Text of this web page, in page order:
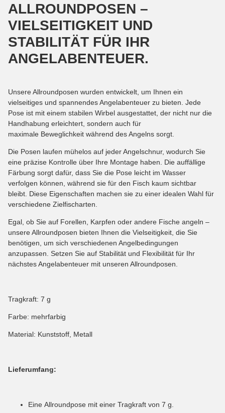
ALLROUNDPOSEN –
VIELSEITIGKEIT UND
STABILITÄT FÜR IHR
ANGELABENTEUER.
Unsere Allroundposen wurden entwickelt, um Ihnen ein
vielseitiges und spannendes Angelabenteuer zu bieten. Jede
Pose ist mit einem stabilen Wirbel ausgestattet, der nicht nur die
Handhabung erleichtert, sondern auch für
maximale Beweglichkeit während des Angelns sorgt.
Die Posen laufen mühelos auf jeder Angelschnur, wodurch Sie
eine präzise Kontrolle über Ihre Montage haben. Die auffällige
Färbung sorgt dafür, dass Sie die Pose leicht im Wasser
verfolgen können, während sie für den Fisch kaum sichtbar
bleibt. Diese Eigenschaften machen sie zu einer idealen Wahl für
verschiedene Zielfischarten.
Egal, ob Sie auf Forellen, Karpfen oder andere Fische angeln –
unsere Allroundposen bieten Ihnen die Vielseitigkeit, die Sie
benötigen, um sich verschiedenen Angelbedingungen
anzupassen. Setzen Sie auf Stabilität und Flexibilität für Ihr
nächstes Angelabenteuer mit unseren Allroundposen.
Tragkraft: 7 g
Farbe: mehrfarbig
Material: Kunststoff, Metall
Lieferumfang:
Eine Allroundpose mit einer Tragkraft von 7 g.